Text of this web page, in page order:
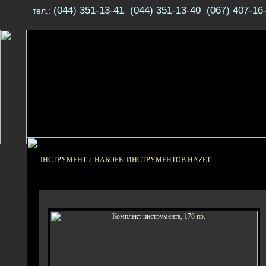
тел.: (044) 351-13-41 (044) 351-13-40 (067) 407-
ІНСТРУМЕНТ / НАБОРЫ ИНСТРУМЕНТОВ HAZET